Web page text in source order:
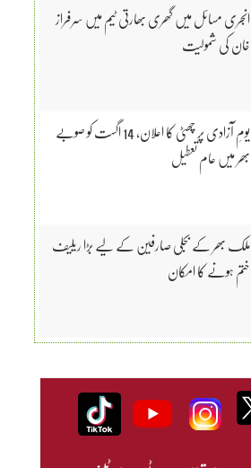
انجری مسائل میں گھری بھارتی ٹیم میں سرفراز
خان کی شمولیت
یومِ آزادی پر چھٹی کا اعلان، 14 اگست کو صوبے
بھر میں عام تعطیل
ملک بھر کے بجلی صارفین کے لیے بڑا ریلیف
ختم ہونے کا امکان